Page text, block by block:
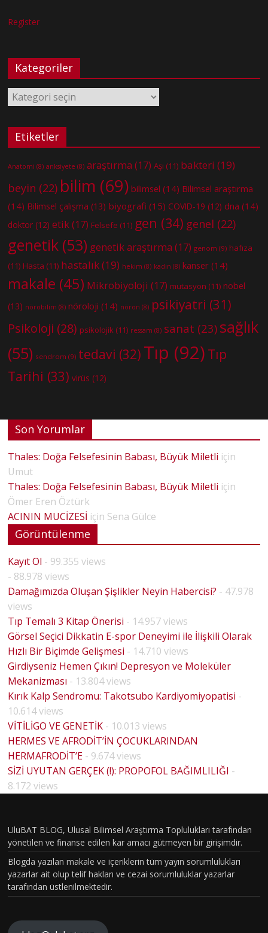
Register
Kategoriler
Kategoriler
Etiketler
Anatomi (8) anksiyete (8) araştırma (17) Aşı (11) bakteri (19)
beyin (22) bilim (69) bilimsel (14) Bilimsel araştırma
(14) Bilimsel çalışma (13) biyografi (15) COVID-19 (12) dna (14)
doktor (12) etik(17) Felsefe (11) gen (34) genel (22)
genetik (53) genetik araştırma (17) genom (9) hafıza
(11) Hasta (11) hastalık(19) hekim (8) kadın (8) kanser (14)
makale (45) Mikrobiyoloji (17) mutasyon (11) nobel
(13) nörobilim (8) nöroloji (14) nöron (8) psikiyatri (31)
Psikoloji (28) psikolojik (11) ressam (8) sanat (23) sağlık
(55) sendrom (9) tedavi (32) Tıp (92) Tıp
Tarihi (33) virüs (12)
Son Yorumlar
Thales: Doğa Felsefesinin Babası, Büyük Miletli için
Umut
Thales: Doğa Felsefesinin Babası, Büyük Miletli için
Ömer Eren Öztürk
ACININ MUCİZESİ için Sena Gülce
Görüntülenme
Kayıt Ol - 99.355 views
- 88.978 views
Damağımızda Oluşan Şişlikler Neyin Habercisi? - 47.978
views
Tıp Temalı 3 Kitap Önerisi - 14.957 views
Görsel Seçici Dikkatin E-spor Deneyimi ile İlişkili Olarak
Hızlı Bir Biçimde Gelişmesi - 14.710 views
Girdiyseniz Hemen Çıkın! Depresyon ve Moleküler
Mekanizması - 13.804 views
Kırık Kalp Sendromu: Takotsubo Kardiyomiyopatisi -
10.614 views
VİTİLİGO VE GENETİK - 10.013 views
HERMES VE AFRODİT’İN ÇOCUKLARINDAN
HERMAFRODİT’E - 9.674 views
SİZİ UYUTAN GERÇEK (!): PROPOFOL BAĞIMLILIĞI -
8.172 views
UluBAT BLOG, Ulusal Bilimsel Araştırma Toplulukları tarafından
yönetilen ve finanse edilen kar amacı gütmeyen bir girişimdir.
Blogda yazılan makale ve içeriklerin tüm yayın sorumlulukları
yazarlar ait olup telif hakları ve cezai sorumluluklar yazarlar
tarafından üstlenilmektedir.
BİYOLO
TOPLU
MSAL
CİNSİYE
T